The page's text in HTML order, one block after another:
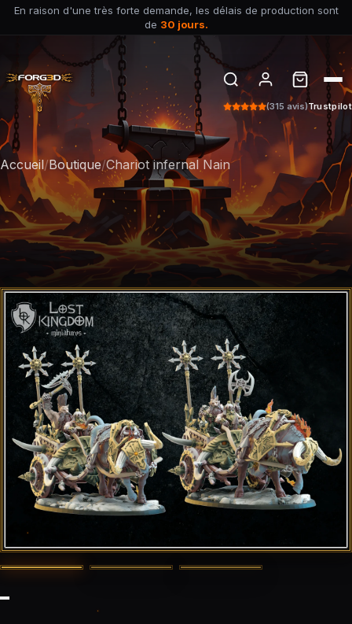
En raison d'une très forte demande, les délais de production sont
de 30 jours.
(315 avis)Trustpilot
Accueil/Boutique/Chariot infernal Nain